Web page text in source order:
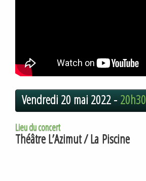
Vendredi 20 mai 2022 - 20h30
Lieu du concert
Théâtre L’Azimut / La Piscine